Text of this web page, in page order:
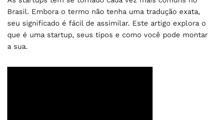
Brasil. Embora o termo não tenha uma tradução exata,
seu significado é fácil de assimilar. Este artigo explora o
que é uma startup, seus tipos e como você pode montar
a sua.